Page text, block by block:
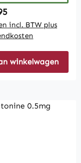
price:
incl. BTW plus
winkelwagen